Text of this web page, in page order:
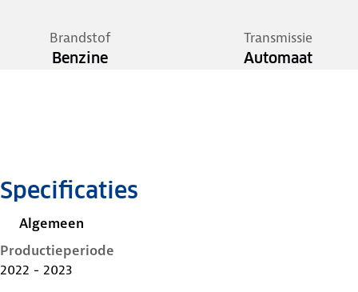
Brandstof
Benzine
Transmissie
Automaat
Specificaties
Algemeen
Productieperiode
2022 - 2023